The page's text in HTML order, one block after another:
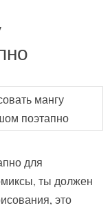
для
ты должен
это